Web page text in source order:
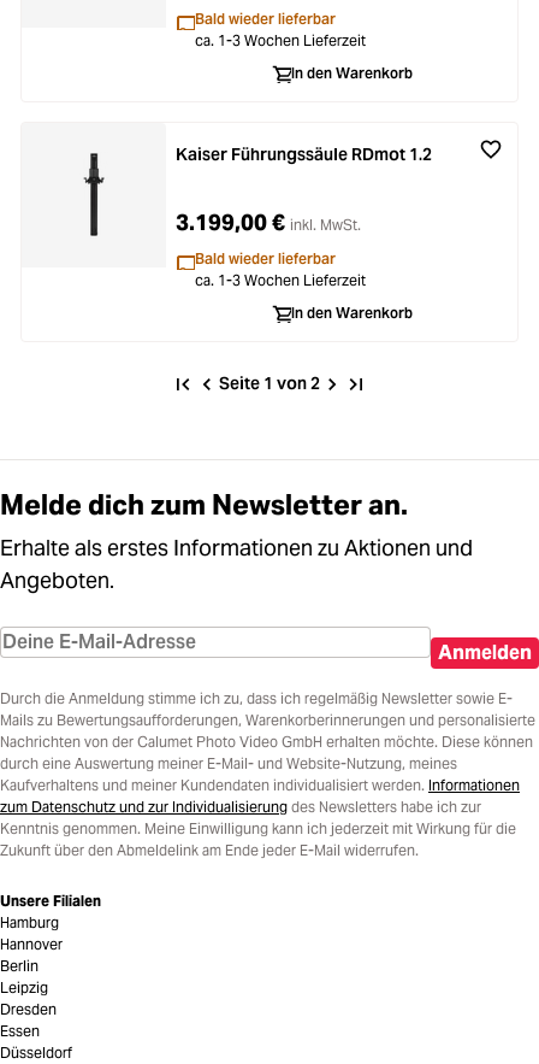
Bald wieder lieferbar
ca. 1-3 Wochen Lieferzeit
In den Warenkorb
Kaiser Führungssäule RDmot 1.2
3.199,00 € inkl. MwSt.
Bald wieder lieferbar
ca. 1-3 Wochen Lieferzeit
In den Warenkorb
Seite 1 von 2
Melde dich zum Newsletter an.
Erhalte als erstes Informationen zu Aktionen und
Angeboten.
Anmelden
Durch die Anmeldung stimme ich zu, dass ich regelmäßig Newsletter sowie E-
Mails zu Bewertungsaufforderungen, Warenkorberinnerungen und personalisierte
Nachrichten von der Calumet Photo Video GmbH erhalten möchte. Diese können
durch eine Auswertung meiner E-Mail- und Website-Nutzung, meines
Kaufverhaltens und meiner Kundendaten individualisiert werden. Informationen
zum Datenschutz und zur Individualisierung des Newsletters habe ich zur
Kenntnis genommen. Meine Einwilligung kann ich jederzeit mit Wirkung für die
Zukunft über den Abmeldelink am Ende jeder E-Mail widerrufen.
Unsere Filialen
Hamburg
Hannover
Berlin
Leipzig
Dresden
Essen
Düsseldorf